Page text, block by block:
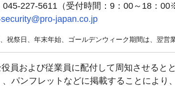
045-227-5611（受付時間：9：00～18：
japan.co.jp
祝祭日、年末年始、ゴールデンウィーク期間は、翌営
員および従業員に配付して周知させると
、パンフレットなどに掲載することにより